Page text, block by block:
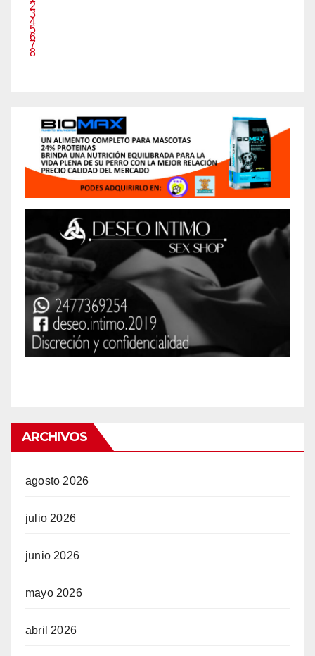
2
3
4
5
6
7
8
ARCHIVOS
agosto 2026
julio 2026
junio 2026
mayo 2026
abril 2026